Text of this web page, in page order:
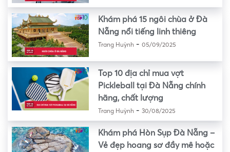
Khám phá 15 ngôi chùa ở Đà
Nẵng nổi tiếng linh thiêng
Trang Huỳnh- 05/09/2025
Top 10 địa chỉ mua vợt
Pickleball tại Đà Nẵng chính
hãng, chất lượng
Trang Huỳnh- 30/08/2025
Khám phá Hòn Sụp Đà Nẵng –
Vẻ đẹp hoang sơ đầy mê hoặc